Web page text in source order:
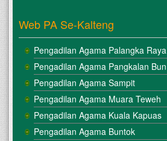
Web PA Se-Kalteng
Pengadilan Agama Palangka Raya
Pengadilan Agama Pangkalan Bun
Pengadilan Agama Sampit
Pengadilan Agama Muara Teweh
Pengadilan Agama Kuala Kapuas
Pengadilan Agama Buntok